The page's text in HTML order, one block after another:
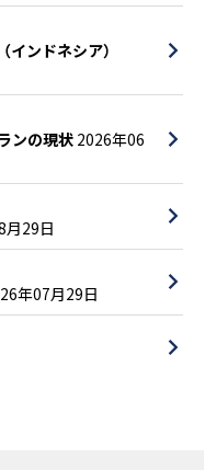
ンドネシア）
ンの現状 2026年06
月29日
年07月29日